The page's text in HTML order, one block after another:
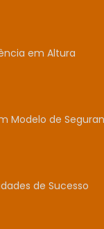
em Altura
Modelo de
de Sucesso